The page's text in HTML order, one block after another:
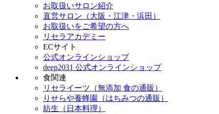
お取扱いサロン紹介
直営サロン（大阪・江津・浜田）
お取扱いをご希望の方へ
リセラアカデミー
ECサイト
公式オンラインショップ
deep2031 公式オンラインショップ
食関連
リセライーツ（無添加 食の通販）
りせらや養蜂園（はちみつの通販）
紡生（日本料理）